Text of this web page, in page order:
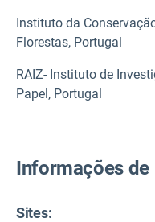
Instituto da
Florestas, Portugal
RAIZ- Instituto de
Papel, Portugal
Informações de
Sites: